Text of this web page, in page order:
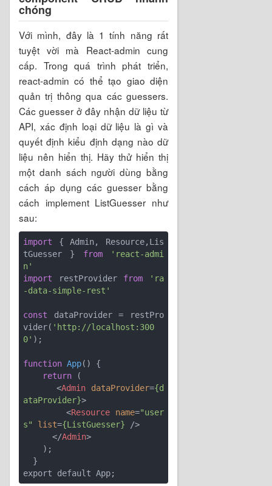
chóng
Với mình, đây là 1 tính năng rất
tuyệt vời mà React-admin cung
cấp. Trong quá trình phát triển,
react-admin có thể tạo giao diện
quản trị thông qua các guessers.
Các guesser ở đây nhận dữ liệu từ
API, xác định loại dữ liệu là gì và
quyết định kiểu định dạng nào dữ
liệu nên hiển thị. Hãy thử hiển thị
một danh sách người dùng bằng
cách áp dụng các guesser bằng
cách implement ListGuesser như
sau:
import { Admin, Resource,Lis
tGuesser } from
'react-admi
n'
import restProvider from
'ra
-data-simple-rest'
const dataProvider = restPro
vider( 'http://localhost:300
0' );
function App( ) {
return (
<Admin dataProvider={d
ataProvider}>
<Resource name="user
s"
list={ListGuesser} />
</Admin>
export default App;